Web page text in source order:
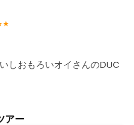
しおもろいオイさんのDUC
アー